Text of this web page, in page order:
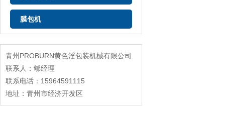
膜包机
青州PROBURN黄色淫包装机械有限公司
联系人：郇经理
联系电话：15964591115
地址：青州市经济开发区